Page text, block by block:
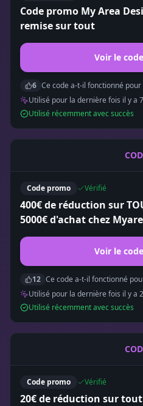
Code promo My Area
remise sur tout
Voir le code
6 Ce code a-t-il fonctionné pour
Utilisé pour la dernière fois il y a 7
Utilisé récemment avec succès
Code promo Vérifié
400€ de réduction sur
5000€ d'achat chez
Voir le code
12 Ce code a-t-il fonctionné
Utilisé pour la dernière fois il y a
Utilisé récemment avec succès
Code promo Vérifié
20€ de réduction sur tout